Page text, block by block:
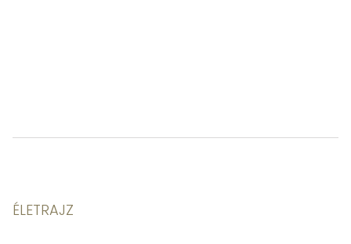
ÉLETRAJZ